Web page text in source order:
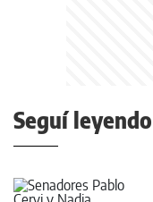
Seguí leyendo